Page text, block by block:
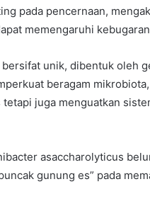
pada pencernaan,
memengaruhi
unik, dibentuk oleh
beragam
juga menguatkan
asaccharolyticus
gunung es” pada